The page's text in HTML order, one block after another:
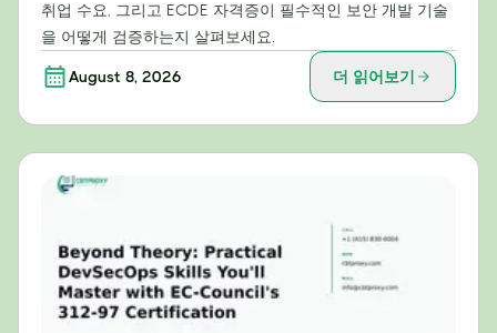
취업 수요, 그리고 ECDE 자격증이 필수적인 보안 개발 기술
을 어떻게 검증하는지 살펴보세요.
August 8, 2026 더 읽어보기